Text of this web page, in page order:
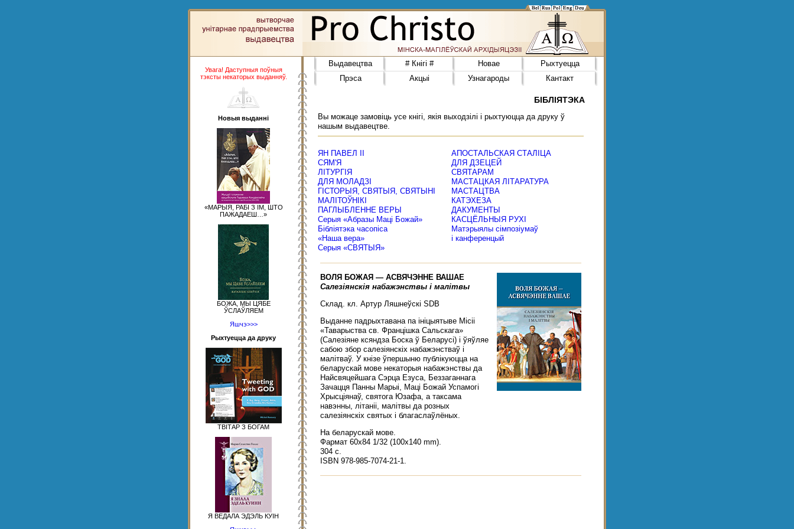
Увага! Даступныя поўныя
тэксты некаторых выданняў.
Новыя выданні
«МАРЫЯ, РАБІ З ІМ, ШТО
ПАЖАДАЕШ…»
БОЖА, МЫ ЦЯБЕ
ЎСЛАЎЛЯЕМ
Яшчэ>>>
Рыхтуецца да друку
ТВІТАР З БОГАМ
Я ВЕДАЛА ЭДЭЛЬ КУІН
Выдавецтва # Кнігі # Новае
Рыхтуецца
Прэса
Акцыі Узнагароды Кантакт
БІБЛІЯТЭКА
Вы можаце замовіць усе кнігі, якія выходзілі і рыхтуюцца да друку ў
нашым выдавецтве.
ЯН ПАВЕЛ ІІ
АПОСТАЛЬСКАЯ СТАЛІЦА
СЯМ'Я
ДЛЯ ДЗЕЦЕЙ
ЛІТУРГІЯ
СВЯТАРАМ
ДЛЯ МОЛАДЗІ
МАСТАЦКАЯ ЛІТАРАТУРА
ГІСТОРЫЯ, СВЯТЫЯ, СВЯТЫНІ
МАСТАЦТВА
МАЛІТОЎНІКІ
КАТЭХЕЗА
ПАГЛЫБЛЕННЕ ВЕРЫ
ДАКУМЕНТЫ
Серыя «Абразы Маці Божай»
КАСЦЁЛЬНЫЯ РУХІ
Бібліятэка часопіса
«Наша вера»
Матэрыялы сімпозіумаў
і канференцый
Серыя «СВЯТЫЯ»
ВОЛЯ БОЖАЯ — АСВЯЧЭННЕ ВАШАЕ
Салезіянскія набажэнствы і малітвы
Склад. кл. Артур Ляшнеўскі SDB
Выданне падрыхтавана па ініцыятыве Місіі
«Таварыства св. Францішка Сальскага»
(Салезіяне ксяндза Боска ў Беларусі) і ўяўляе
сабою збор салезіянскіх набажэнстваў і
малітваў. У кнізе ўпершыню публікуюцца на
беларускай мове некаторыя набажэнствы да
Найсвяцейшага Сэрца Езуса, Беззаганнага
Зачацця Панны Марыі, Маці Божай Успамогі
Хрысціянаў, святога Юзафа, а таксама
навэнны, літаніі, малітвы да розных
салезіянскіх святых і благаслаўлёных.
На беларускай мове.
Фармат 60х84 1/32 (100х140 mm).
304 с.
ISBN 978-­985­-7074­-21-­1.